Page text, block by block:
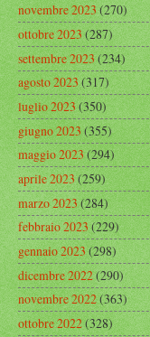
novembre 2023(270)
ottobre 2023(287)
settembre 2023(234)
agosto 2023(317)
luglio 2023(350)
giugno 2023(355)
maggio 2023(294)
aprile 2023(259)
marzo 2023(284)
febbraio 2023(229)
gennaio 2023(298)
dicembre 2022(290)
novembre 2022(363)
ottobre 2022(328)